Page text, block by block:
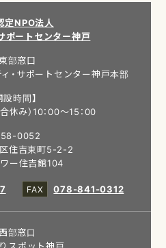
定NPO法人
ポートセンター神戸
部窓口
・サポートセンター神戸本部
設時間】
休み）10：00～15：00
0052
住吉東町5-2-2
ー住吉館104
078-841-0312
部窓口